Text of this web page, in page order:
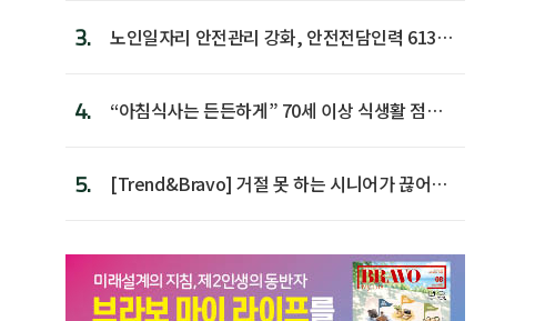
3.
노인일자리 안전관리 강화, 안전전담인력 613명
4.
“아침식사는 든든하게” 70세 이상 식생활 점수
5.
[Trend&Bravo] 거절 못 하는 시니어가 끊어야